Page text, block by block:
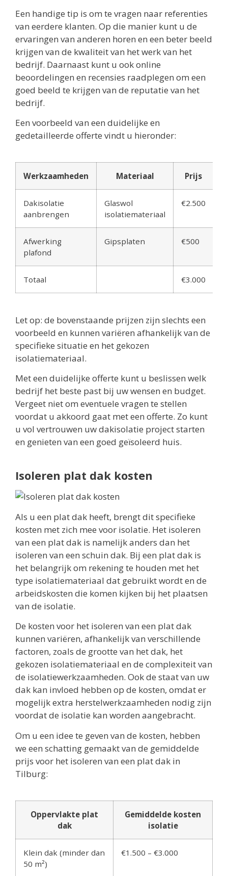
Een handige tip is om te vragen naar referenties
van eerdere klanten. Op die manier kunt u de
ervaringen van anderen horen en een beter beeld
krijgen van de kwaliteit van het werk van het
bedrijf. Daarnaast kunt u ook online
beoordelingen en recensies raadplegen om een
goed beeld te krijgen van de reputatie van het
bedrijf.
Een voorbeeld van een duidelijke en
gedetailleerde offerte vindt u hieronder:
Werkzaamheden Materiaal Prijs
Dakisolatie
aanbrengen
Glaswol
isolatiemateriaal
€2.500
Afwerking
plafond
Gipsplaten €500
Totaal €3.000
Let op: de bovenstaande prijzen zijn slechts een
voorbeeld en kunnen variëren afhankelijk van de
specifieke situatie en het gekozen
isolatiemateriaal.
Met een duidelijke offerte kunt u beslissen welk
bedrijf het beste past bij uw wensen en budget.
Vergeet niet om eventuele vragen te stellen
voordat u akkoord gaat met een offerte. Zo kunt
u vol vertrouwen uw dakisolatie project starten
en genieten van een goed geïsoleerd huis.
Isoleren plat dak kosten
Als u een plat dak heeft, brengt dit specifieke
kosten met zich mee voor isolatie. Het isoleren
van een plat dak is namelijk anders dan het
isoleren van een schuin dak. Bij een plat dak is
het belangrijk om rekening te houden met het
type isolatiemateriaal dat gebruikt wordt en de
arbeidskosten die komen kijken bij het plaatsen
van de isolatie.
De kosten voor het isoleren van een plat dak
kunnen variëren, afhankelijk van verschillende
factoren, zoals de grootte van het dak, het
gekozen isolatiemateriaal en de complexiteit van
de isolatiewerkzaamheden. Ook de staat van uw
dak kan invloed hebben op de kosten, omdat er
mogelijk extra herstelwerkzaamheden nodig zijn
voordat de isolatie kan worden aangebracht.
Om u een idee te geven van de kosten, hebben
we een schatting gemaakt van de gemiddelde
prijs voor het isoleren van een plat dak in
Tilburg:
Oppervlakte plat
dak
Gemiddelde kosten
isolatie
Klein dak (minder dan
50 m²)
€1.500 – €3.000